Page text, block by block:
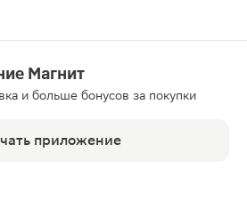
Магнит
и больше бонусов за покупки
приложение